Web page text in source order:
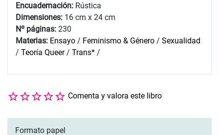
Encuadernación: Rústica
Dimensiones: 16 cm x 24 cm
Nº páginas: 230
Materias: Ensayo / Feminismo & Género / Sexualidad
/ Teoría Queer/ Trans* /
Comenta y valora este libro
Formato papel